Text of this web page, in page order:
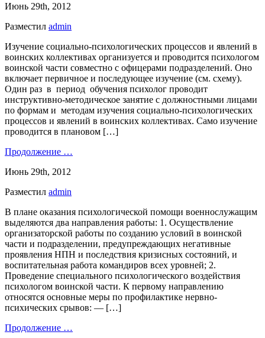
Июнь 29th, 2012
Разместил admin
Изучение социально-психологических процессов и явлений в
воинских коллективах организуется и проводится психологом
воинской части совместно с офицерами подразделений. Оно
включает первичное и последующее изучение (см. схему).
Один раз в период обучения психолог проводит
инструктивно-методическое занятие с должностными лицами
по формам и методам изучения социально-психологических
процессов и явлений в воинских коллективах. Само изучение
проводится в плановом […]
Продолжение …
Июнь 29th, 2012
Разместил admin
В плане оказания психологической помощи военнослужащим
выделяются два направления работы: 1. Осуществление
организаторской работы по созданию условий в воинской
части и подразделении, предупреждающих негативные
проявления НПН и последствия кризисных состояний, и
воспитательная работа командиров всех уровней; 2.
Проведение специального психологического воздействия
психологом воинской части. К первому направлению
относятся основные меры по профилактике нервно-
психических срывов: — […]
Продолжение …